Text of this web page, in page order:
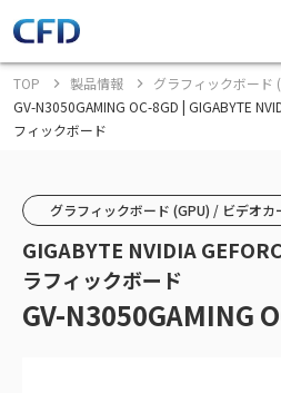
TOP 製品情報
グラフィックボード
GV-N3050GAMING OC-8GD | GIGABYTE
フィックボード
グラフィックボード (GPU) / ビデオカ
GIGABYTE NVIDIA
ラフィックボード
GV-N3050GAMING